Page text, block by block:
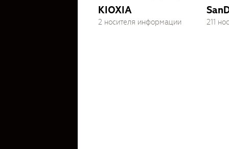
KIOXIA
2 носителя информации 211